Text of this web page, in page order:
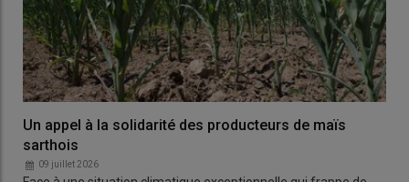
Un appel à la solidarité des producteurs de maïs
sarthois
09 juillet 2026